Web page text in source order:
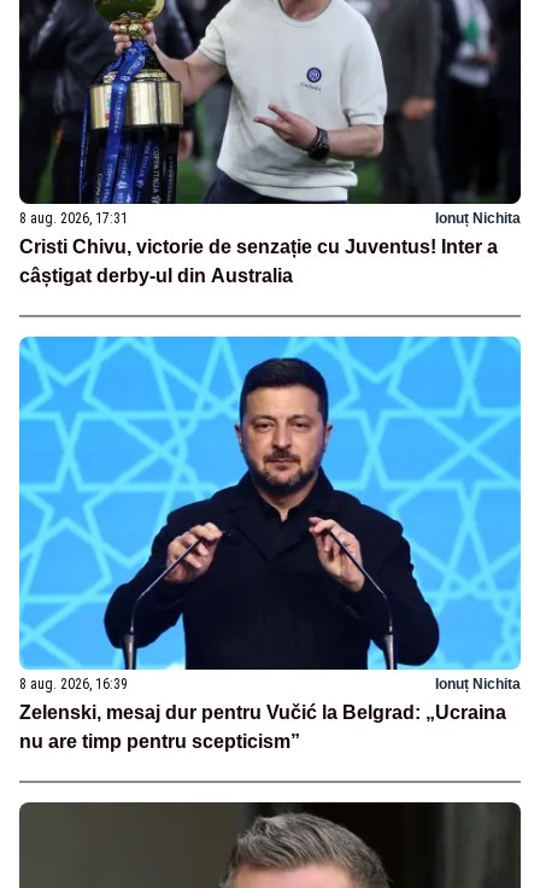
8 aug. 2026, 17:31 Ionuț Nichita
Cristi Chivu, victorie de senzație cu Juventus! Inter a
câștigat derby-ul din Australia
8 aug. 2026, 16:39 Ionuț Nichita
Zelenski, mesaj dur pentru Vučić la Belgrad: „Ucraina
nu are timp pentru scepticism”